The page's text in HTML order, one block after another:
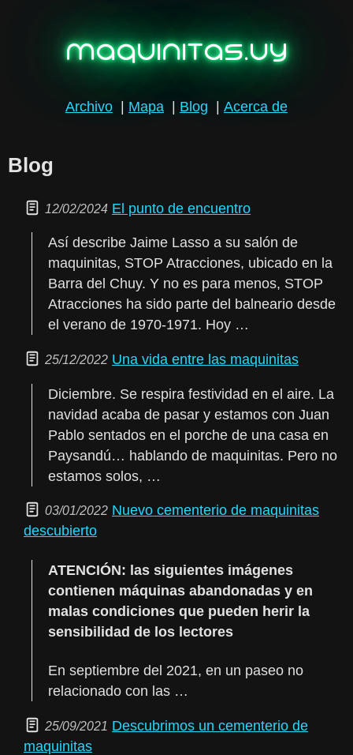
maquinitas.uy
Archivo Mapa Blog Acerca de
Blog
12/02/2024 El punto de encuentro
Así describe Jaime Lasso a su salón de
maquinitas, STOP Atracciones, ubicado en la
Barra del Chuy. Y no es para menos, STOP
Atracciones ha sido parte del balneario desde
el verano de 1970-1971. Hoy …
25/12/2022 Una vida entre las maquinitas
Diciembre. Se respira festividad en el aire. La
navidad acaba de pasar y estamos con Juan
Pablo sentados en el porche de una casa en
Paysandú… hablando de maquinitas. Pero no
estamos solos, …
03/01/2022 Nuevo cementerio de maquinitas
descubierto
ATENCIÓN: las siguientes imágenes
contienen máquinas abandonadas y en
malas condiciones que pueden herir la
sensibilidad de los lectores
En septiembre del 2021, en un paseo no
relacionado con las …
25/09/2021 Descubrimos un cementerio de
maquinitas